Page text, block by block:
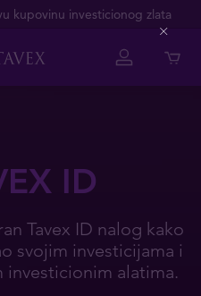
kupovinu investicionog zlata
ID
Tavex ID nalog kako
svojim investicijama i
alatima.
Close